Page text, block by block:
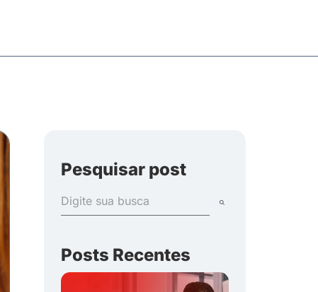
Pesquisar post
Posts Recentes